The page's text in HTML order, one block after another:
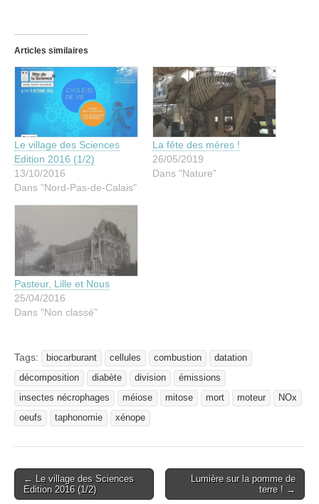
Articles similaires
Le village des Sciences
Edition 2016 (1/2)
13/10/2016
Dans "Nord-Pas-de-Calais"
La fête des mères !
26/05/2019
Dans "Nature"
Pasteur, Lille et Nous
25/04/2016
Dans "Non classé"
Tags: biocarburant cellules combustion
datation
décomposition
diabète division
émissions
insectes nécrophages
méiose mitose mort moteur
NOx
oeufs
taphonomie xénope
Post
navigation
← Le village des Sciences
Edition 2016 (1/2)
Lumière sur la pomme de
terre ! →